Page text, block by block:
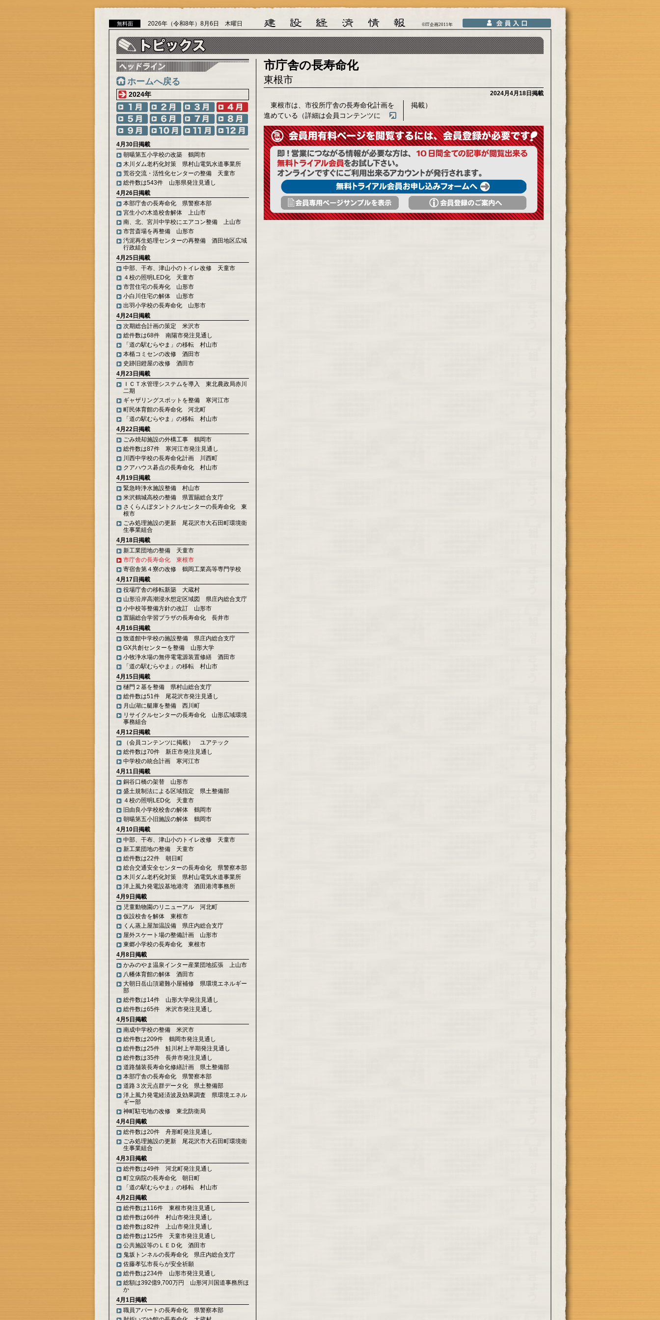
無料面 2026年（令和8年）8月6日 木曜日 ©IT企画2011年
ホームへ戻る
2024年
4月30日掲載
朝暘第五小学校の改築 鶴岡市
木川ダム老朽化対策 県村山電気水道事業所
荒谷交流・活性化センターの整備 天童市
総件数は543件 山形県発注見通し
4月26日掲載
本部庁舎の長寿命化 県警察本部
宮生小の木造校舎解体 上山市
南、北、宮川中学校にエアコン整備 上山市
市営斎場を再整備 山形市
汚泥再生処理センターの再整備 酒田地区広域
行政組合
4月25日掲載
中部、干布、津山小のトイレ改修 天童市
４校の照明LED化 天童市
市営住宅の長寿化 山形市
小白川住宅の解体 山形市
出羽小学校の長寿命化 山形市
4月24日掲載
次期総合計画の策定 米沢市
総件数は68件 南陽市発注見通し
「道の駅むらやま」の移転 村山市
本楯コミセンの改修 酒田市
史跡旧鐙屋の改修 酒田市
4月23日掲載
ＩＣＴ水管理システムを導入 東北農政局赤川
二期
ギャザリングスポットを整備 寒河江市
町民体育館の長寿命化 河北町
「道の駅むらやま」の移転 村山市
4月22日掲載
ごみ焼却施設の外構工事 鶴岡市
総件数は87件 寒河江市発注見通し
川西中学校の長寿命化計画 川西町
クアハウス碁点の長寿命化 村山市
4月19日掲載
緊急時浄水施設整備 村山市
米沢鶴城高校の整備 県置賜総合支庁
さくらんぼタントクルセンターの長寿命化 東
根市
ごみ処理施設の更新 尾花沢市大石田町環境衛
生事業組合
4月18日掲載
新工業団地の整備 天童市
市庁舎の長寿命化 東根市
寄宿舎第４寮の改修 鶴岡工業高等専門学校
4月17日掲載
役場庁舎の移転新築 大蔵村
山形沿岸高潮浸水想定区域図 県庄内総合支庁
小中校等整備方針の改訂 山形市
置賜総合学習プラザの長寿命化 長井市
4月16日掲載
致道館中学校の施設整備 県庄内総合支庁
GX共創センターを整備 山形大学
小牧浄水場の無停電電源装置修繕 酒田市
「道の駅むらやま」の移転 村山市
4月15日掲載
樋門２基を整備 県村山総合支庁
総件数は51件 尾花沢市発注見通し
月山湖に艇庫を整備 西川町
リサイクルセンターの長寿命化 山形広域環境
事務組合
4月12日掲載
（会員コンテンツに掲載） ユアテック
総件数は70件 新庄市発注見通し
中学校の統合計画 寒河江市
4月11日掲載
銅谷口橋の架替 山形市
盛土規制法による区域指定 県土整備部
４校の照明LED化 天童市
旧由良小学校校舎の解体 鶴岡市
朝暘第五小旧施設の解体 鶴岡市
4月10日掲載
中部、干布、津山小のトイレ改修 天童市
新工業団地の整備 天童市
総件数は22件 朝日町
総合交通安全センターの長寿命化 県警察本部
木川ダム老朽化対策 県村山電気水道事業所
洋上風力発電設基地港湾 酒田港湾事務所
4月9日掲載
児童動物園のリニューアル 河北町
仮設校舎を解体 東根市
くん蒸上屋加温設備 県庄内総合支庁
屋外スケート場の整備計画 山形市
東郷小学校の長寿命化 東根市
4月8日掲載
かみのやま温泉インター産業団地拡張 上山市
八幡体育館の解体 酒田市
大朝日岳山頂避難小屋補修 県環境エネルギー
部
総件数は14件 山形大学発注見通し
総件数は65件 米沢市発注見通し
4月5日掲載
南成中学校の整備 米沢市
総件数は209件 鶴岡市発注見通し
総件数は25件 鮭川村上半期発注見通し
総件数は35件 長井市発注見通し
道路舗装長寿命化修繕計画 県土整備部
本部庁舎の長寿命化 県警察本部
道路３次元点群データ化 県土整備部
洋上風力発電経済波及効果調査 県環境エネル
ギー部
神町駐屯地の改修 東北防衛局
4月4日掲載
総件数は20件 舟形町発注見通し
ごみ処理施設の更新 尾花沢市大石田町環境衛
生事業組合
4月3日掲載
総件数は49件 河北町発注見通し
町立病院の長寿命化 朝日町
「道の駅むらやま」の移転 村山市
4月2日掲載
総件数は116件 東根市発注見通し
総件数は66件 村山市発注見通し
総件数は82件 上山市発注見通し
総件数は125件 天童市発注見通し
公共施設等のＬＥＤ化 酒田市
鬼坂トンネルの長寿命化 県庄内総合支庁
佐藤孝弘市長らが安全祈願
総件数は234件 山形市発注見通し
総額は392億9,700万円 山形河川国道事務所ほ
か
4月1日掲載
職員アパートの長寿命化 県警察本部
市庁舎の長寿命化
東根市
2024月4月18日掲載
東根市は、市役所庁舎の長寿命化計画を
進めている（詳細は会員コンテンツに
掲載）